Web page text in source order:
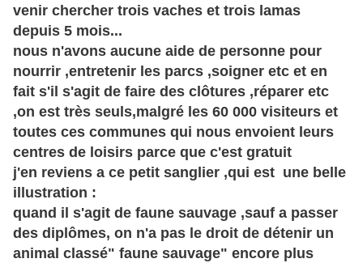
venir chercher trois vaches et trois lamas
depuis 5 mois...
nous n'avons aucune aide de personne pour
nourrir ,entretenir les parcs ,soigner etc et en
fait s'il s'agit de faire des clôtures ,réparer etc
,on est très seuls,malgré les 60 000 visiteurs et
toutes ces communes qui nous envoient leurs
centres de loisirs parce que c'est gratuit
j'en reviens a ce petit sanglier ,qui est une belle
illustration :
quand il s'agit de faune sauvage ,sauf a passer
des diplômes, on n'a pas le droit de détenir un
animal classé" faune sauvage" encore plus